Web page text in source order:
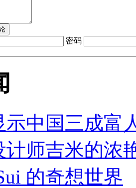
密码
示中国三成富
计师吉米的浓
的奇想世界